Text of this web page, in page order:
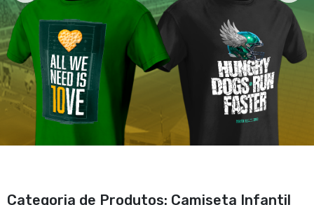
Categoria de Produtos: Camiseta Infantil